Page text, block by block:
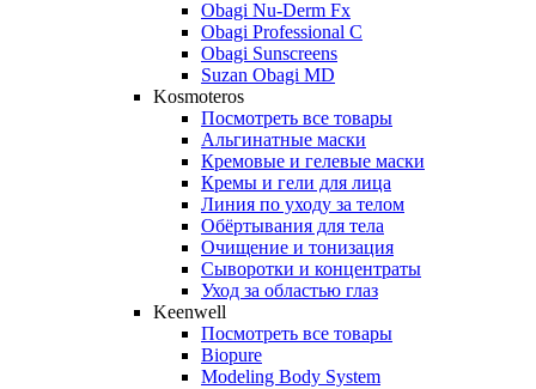
Obagi Nu-Derm Fx
Obagi Professional C
Obagi Sunscreens
Suzan Obagi MD
Kosmoteros
Посмотреть все товары
Альгинатные маски
Кремовые и гелевые маски
Кремы и гели для лица
Линия по уходу за телом
Обёртывания для тела
Очищение и тонизация
Сыворотки и концентраты
Уход за областью глаз
Keenwell
Посмотреть все товары
Biopure
Modeling Body System